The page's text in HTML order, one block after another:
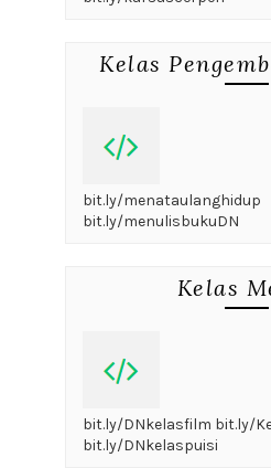
Kelas
bit.ly/menataulanghidup
bit.ly/menulisbukuDN
Kelas
bit.ly/DNkelasfilm bit.ly/
bit.ly/DNkelaspuisi